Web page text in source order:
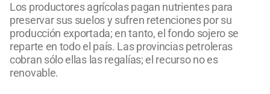
Los productores agrícolas pagan nutrientes para
preservar sus suelos y sufren retenciones por su
producción exportada; en tanto, el fondo sojero se
reparte en todo el país. Las provincias petroleras
cobran sólo ellas las regalías; el recurso no es
renovable.